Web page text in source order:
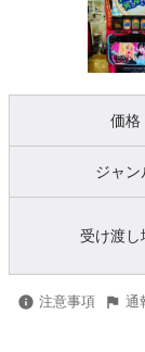
価格
ジャン
受け渡し
注意事項 通